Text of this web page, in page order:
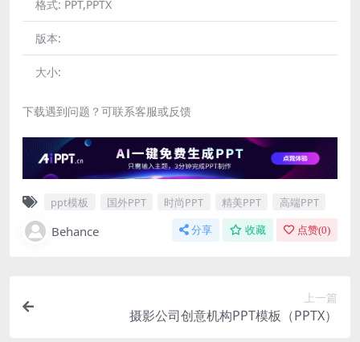
格式: PPT,PPTX
版本:
大小:
下载遇到问题？可联系客服或反馈
ppt模板 国外PPT 时尚PPT 精美PPT 高端PPT
Behance 分享 收藏 点赞(0)
上一篇
摄影公司创意机构PPT模板（PPTX）